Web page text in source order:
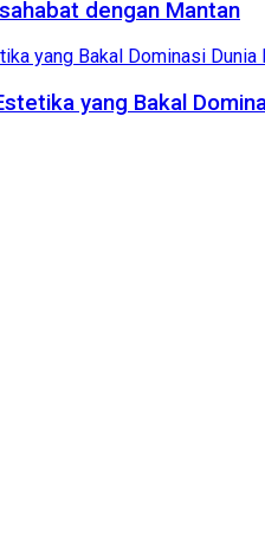
dengan Mantan
yang Bakal